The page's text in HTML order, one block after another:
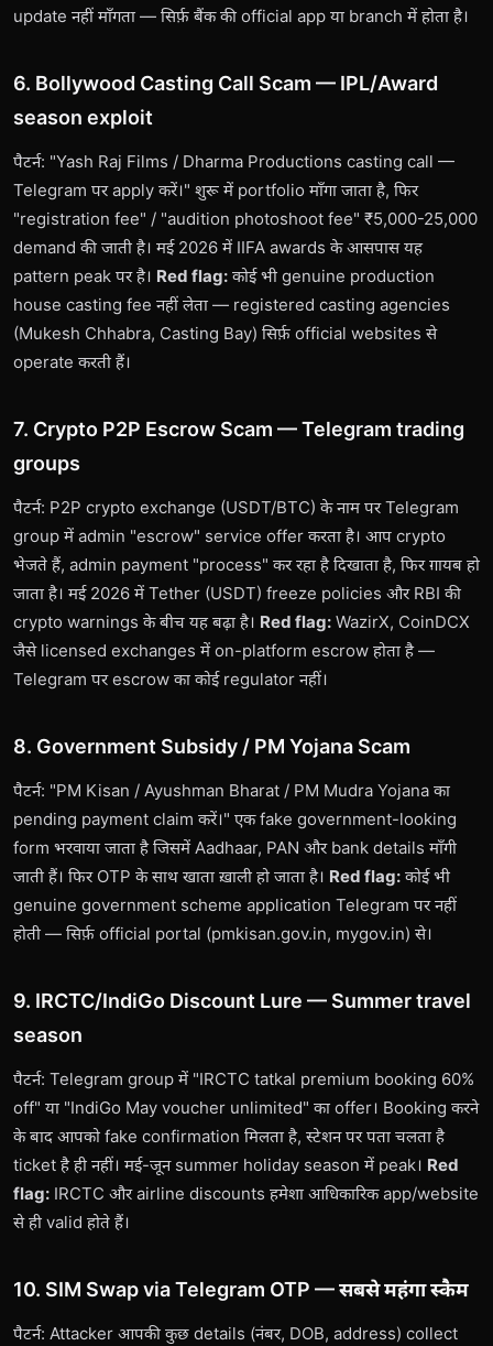
update नहीं माँगता — सिर्फ़ बैंक की official app या branch में होता है।
6. Bollywood Casting Call Scam — IPL/Award
season exploit
पैटर्न: "Yash Raj Films / Dharma Productions casting call —
Telegram पर apply करें।" शुरू में portfolio माँगा जाता है, फिर
"registration fee" / "audition photoshoot fee" ₹5,000-25,000
demand की जाती है। मई 2026 में IIFA awards के आसपास यह
pattern peak पर है। Red flag: कोई भी genuine production
house casting fee नहीं लेता — registered casting agencies
(Mukesh Chhabra, Casting Bay) सिर्फ़ official websites से
operate करती हैं।
7. Crypto P2P Escrow Scam — Telegram trading
groups
पैटर्न: P2P crypto exchange (USDT/BTC) के नाम पर Telegram
group में admin "escrow" service offer करता है। आप crypto
भेजते हैं, admin payment "process" कर रहा है दिखाता है, फिर ग़ायब हो
जाता है। मई 2026 में Tether (USDT) freeze policies और RBI की
crypto warnings के बीच यह बढ़ा है। Red flag: WazirX, CoinDCX
जैसे licensed exchanges में on-platform escrow होता है —
Telegram पर escrow का कोई regulator नहीं।
8. Government Subsidy / PM Yojana Scam
पैटर्न: "PM Kisan / Ayushman Bharat / PM Mudra Yojana का
pending payment claim करें।" एक fake government-looking
form भरवाया जाता है जिसमें Aadhaar, PAN और bank details माँगी
जाती हैं। फिर OTP के साथ खाता ख़ाली हो जाता है। Red flag: कोई भी
genuine government scheme application Telegram पर नहीं
होती — सिर्फ़ official portal (pmkisan.gov.in, mygov.in) से।
9. IRCTC/IndiGo Discount Lure — Summer travel
season
पैटर्न: Telegram group में "IRCTC tatkal premium booking 60%
off" या "IndiGo May voucher unlimited" का offer। Booking करने
के बाद आपको fake confirmation मिलता है, स्टेशन पर पता चलता है
ticket है ही नहीं। मई-जून summer holiday season में peak। Red
flag: IRCTC और airline discounts हमेशा आधिकारिक app/website
से ही valid होते हैं।
10. SIM Swap via Telegram OTP — सबसे महंगा स्कैम
पैटर्न: Attacker आपकी कुछ details (नंबर, DOB, address) collect